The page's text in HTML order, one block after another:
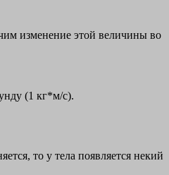
изменение этой величины во
(1 кг*м/с).
то у тела появляется некий